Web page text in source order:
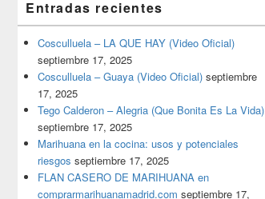
Entradas recientes
Cosculluela – LA QUE HAY (Video Oficial)
septiembre 17, 2025
Cosculluela – Guaya (Video Oficial) septiembre
17, 2025
Tego Calderon – Alegria (Que Bonita Es La Vida)
septiembre 17, 2025
Marihuana en la cocina: usos y potenciales
riesgos septiembre 17, 2025
FLAN CASERO DE MARIHUANA en
comprarmarihuanamadrid.com septiembre 17,